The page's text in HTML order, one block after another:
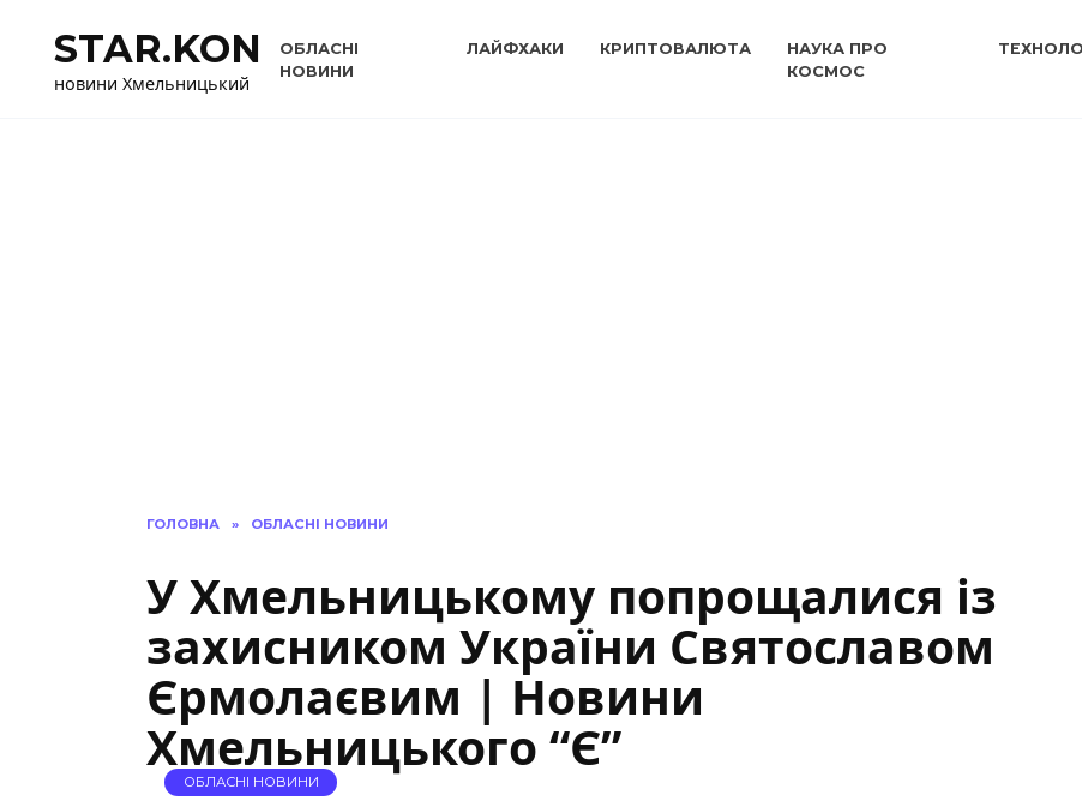
вмістуSTAR.KON
новини Хмельницький
ОБЛАСНІ
НОВИНИ
ЛАЙФХАКИ КРИПТОВАЛЮТА
НАУКА ПРО
КОСМОС
ГОЛОВНА » ОБЛАСНІ НОВИНИ
У Хмельницькому попрощалися із
захисником України Святославом
Єрмолаєвим | Новини
Хмельницького “Є”
ОБЛАСНІ НОВИНИ